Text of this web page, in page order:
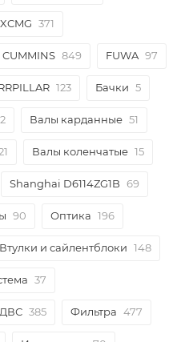
XCMG 371
CUMMINS 849 FUWA 97
123 Бачки 5
Валы карданные 51
Валы коленчатые 15
Shanghai D6114ZG1B 69
90 Оптика 196
Втулки и сайлентблоки 148
37
ДВС 385 Фильтра 477